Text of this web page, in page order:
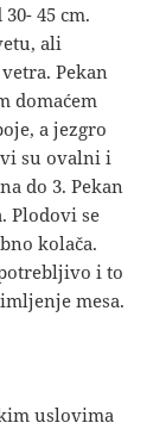
45 cm.
ali
Pekan
domaćem
a jezgro
su ovalni i
do 3. Pekan
Plodovi se
kolača.
i to
mesa.
uslovima